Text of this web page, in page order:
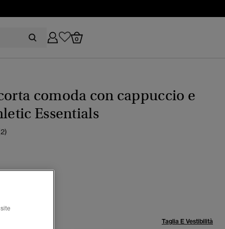
0
comoda con cappuccio e
Essentials
navy
Taglia E Vestibilità